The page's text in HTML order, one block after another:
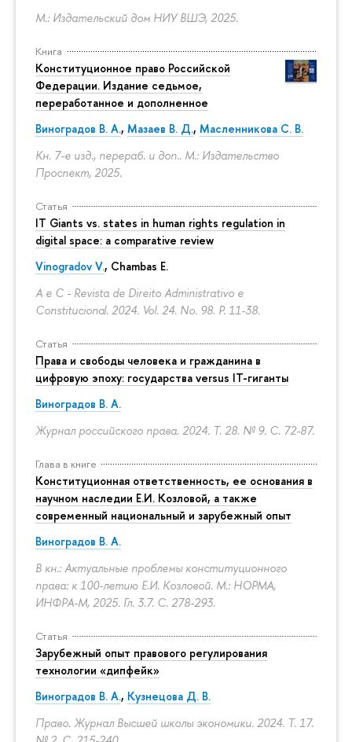
М.: Издательский дом НИУ ВШЭ, 2025.
Книга
Конституционное право Российской
Федерации. Издание седьмое,
переработанное и дополненное
Виноградов В. А., Мазаев В. Д., Масленникова С. В.
Кн. 7-е изд., перераб. и доп.. М.: Издательство
Проспект, 2025.
Статья
IT Giants vs. states in human rights regulation in
digital space: a comparative review
Vinogradov V., Chambas E.
A e C - Revista de Direito Administrativo e
Constitucional. 2024. Vol. 24. No. 98. P. 11-38.
Статья
Права и свободы человека и гражданина в
цифровую эпоху: государства versus IT-гиганты
Виноградов В. А.
Журнал российского права. 2024. Т. 28. № 9. С. 72-87.
Глава в книге
Конституционная ответственность, ее основания в
научном наследии Е.И. Козловой, а также
современный национальный и зарубежный опыт
Виноградов В. А.
В кн.: Актуальные проблемы конституционного
права: к 100-летию Е.И. Козловой. М.: НОРМА,
ИНФРА-М, 2025. Гл. 3.7. С. 278-293.
Статья
Зарубежный опыт правового регулирования
технологии «дипфейк»
Виноградов В. А., Кузнецова Д. В.
Право. Журнал Высшей школы экономики. 2024. Т. 17.